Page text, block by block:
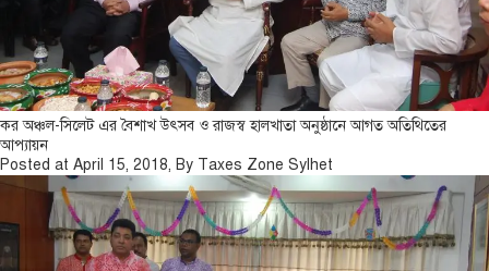
কর অঞ্চল-সিলেট এর বৈশাখ উৎসব ও রাজস্ব হালখাতা অনুষ্ঠানে আগত অতিথিতের
আপ্যায়ন
Posted at April 15, 2018, By Taxes Zone Sylhet